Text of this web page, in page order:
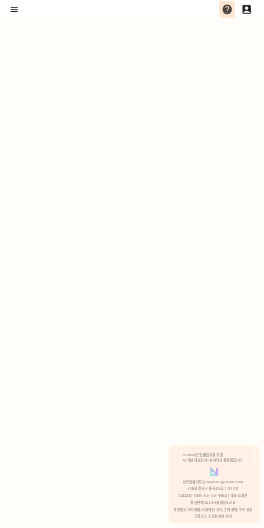
분석 쿠키 허용
Lawvot은 법률업무를 위한
AI 기반 자료조사 · 문서작성 플랫폼입니다.
안국법률사무소 www.anguklaw.com
서울시 종로구 율곡로2길 7, 304호
02)3210-3330 105-05-48527 대표 정희찬
통신판매 2024서울종로0248
개인정보 처리방침, 이용약관 고지, 쿠키 정책, 쿠키 설정
오픈소스 소프트웨어 공지